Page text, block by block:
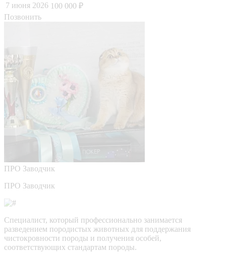
7 июня 2026 100 000 ₽
Позвонить
ПРО Заводчик
ПРО Заводчик
Специалист, который профессионально занимается
разведением породистых животных для поддержания
чистокровности породы и получения особей,
соответствующих стандартам породы.